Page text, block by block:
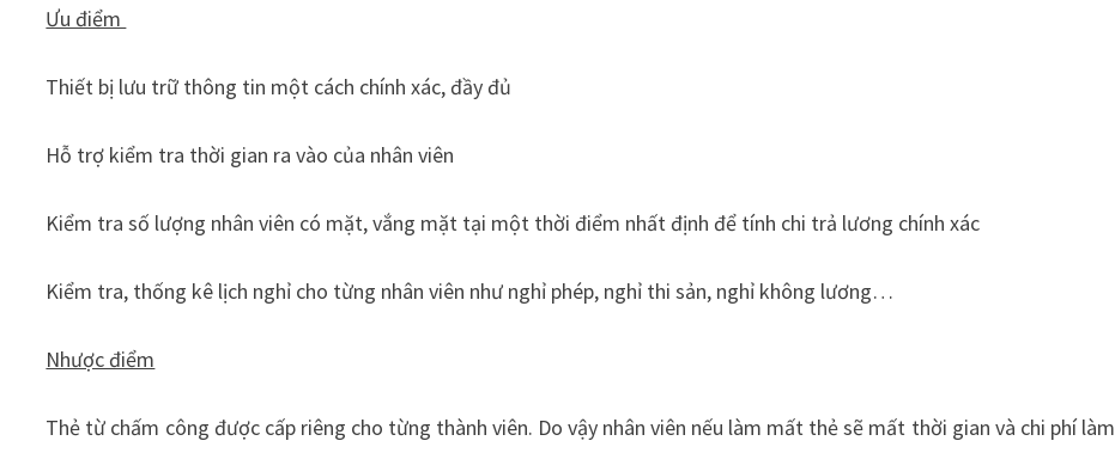
Ưu điểm
Thiết bị lưu trữ thông tin một cách chính xác, đầy đủ
Hỗ trợ kiểm tra thời gian ra vào của nhân viên
Kiểm tra số lượng nhân viên có mặt, vắng mặt tại một thời điểm nhất định để tính chi trả lương chính xác
Kiểm tra, thống kê lịch nghỉ cho từng nhân viên như nghỉ phép, nghỉ thi sản, nghỉ không lương…
Nhược điểm
Thẻ từ chấm công được cấp riêng cho từng thành viên. Do vậy nhân viên nếu làm mất thẻ sẽ mất thời gian và chi phí làm